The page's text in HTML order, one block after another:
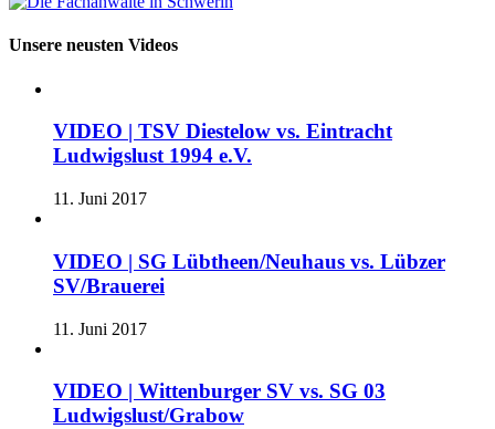
Unsere neusten Videos
VIDEO | TSV Diestelow vs. Eintracht
Ludwigslust 1994 e.V.
11. Juni 2017
VIDEO | SG Lübtheen/Neuhaus vs. Lübzer
SV/Brauerei
11. Juni 2017
VIDEO | Wittenburger SV vs. SG 03
Ludwigslust/Grabow